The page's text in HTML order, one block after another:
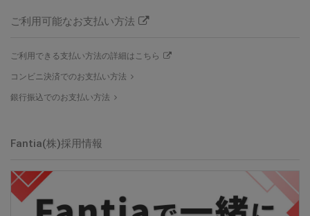
ご利用可能なお支払い方法
ご利用できる支払い方法の詳細はこちら
コンビニ決済でのお支払い方法
銀行振込でのお支払い方法
Fantia(株)採用情報